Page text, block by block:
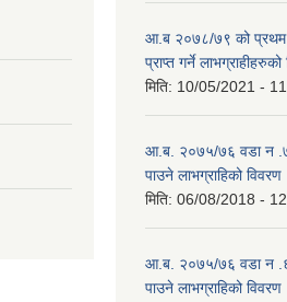
आ.ब २०७८/७९ को प्रथम
प्राप्त गर्ने
मिति: 10/05/2021 -
आ.ब. २०७५/७६ वडा न .७
पाउने लाभग्राहिको विवरण
मिति: 06/08/2018 -
आ.ब. २०७५/७६ वडा न .६
पाउने लाभग्राहिको विवरण